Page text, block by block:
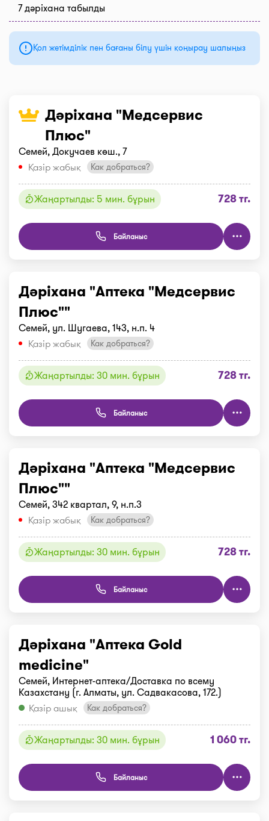
7 дәріхана табылды
Қол жетімділік пен бағаны білу үшін қоңырау шалыңыз
Дәріхана "Медсервис
Плюс"
Семей, Докучаев көш., 7
Қазір жабық
Как добраться?
Жаңартылды: 5 мин. бұрын 728 тг.
Байланыс
Дәріхана "Аптека "Медсервис
Плюс""
Семей, ул. Шугаева, 143, н.п. 4
Қазір жабық
Как добраться?
Жаңартылды: 30 мин. бұрын 728 тг.
Байланыс
Дәріхана "Аптека "Медсервис
Плюс""
Семей, 342 квартал, 9, н.п.3
Қазір жабық
Как добраться?
Жаңартылды: 30 мин. бұрын 728 тг.
Байланыс
Дәріхана "Аптека Gold
medicine"
Семей, Интернет-аптека/Доставка по всему
Казахстану (г. Алматы, ул. Садвакасова, 172.)
Қазір ашық
Как добраться?
Жаңартылды: 30 мин. бұрын 1 060 тг.
Байланыс